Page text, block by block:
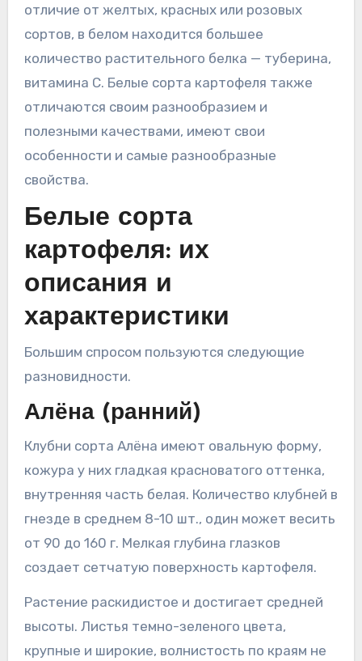
отличие от желтых, красных или розовых
сортов, в белом находится большее
количество растительного белка — туберина,
витамина C. Белые сорта картофеля также
отличаются своим разнообразием и
полезными качествами, имеют свои
особенности и самые разнообразные
свойства.
Белые сорта
картофеля: их
описания и
характеристики
Большим спросом пользуются следующие
разновидности.
Алёна (ранний)
Клубни сорта Алёна имеют овальную форму,
кожура у них гладкая красноватого оттенка,
внутренняя часть белая. Количество клубней в
гнезде в среднем 8-10 шт., один может весить
от 90 до 160 г. Мелкая глубина глазков
создает сетчатую поверхность картофеля.
Растение раскидистое и достигает средней
высоты. Листья темно-зеленого цвета,
крупные и широкие, волнистость по краям не